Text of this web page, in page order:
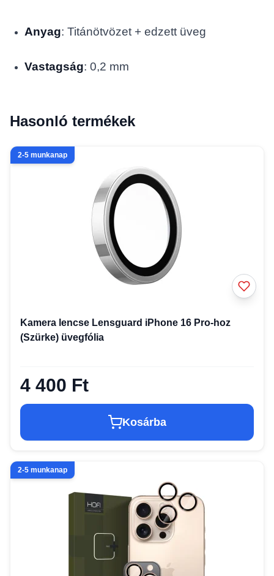
Anyag: Titánötvözet + edzett üveg
Vastagság: 0,2 mm
Hasonló termékek
2-5 munkanap
Kamera lencse Lensguard iPhone 16 Pro-hoz
(Szürke) üvegfólia
4 400 Ft
Kosárba
2-5 munkanap